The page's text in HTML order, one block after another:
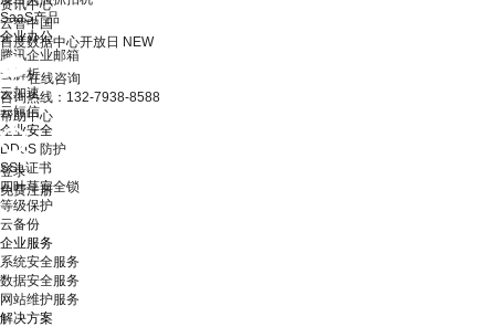
资讯中心
云智中国
百度数据中心开放日 NEW
在线咨询
咨询热线：132-7938-8588
帮助中心
登录
免费注册
SaaS产品
企业办公
腾讯企业邮箱
云解析
云加速
云短信
企业安全
DDoS 防护
SSL证书
四叶草安全锁
等级保护
云备份
企业服务
系统安全服务
数据安全服务
网站维护服务
解决方案